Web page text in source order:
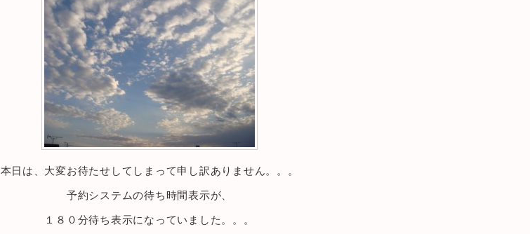
本日は、大変お待たせしてしまって申し訳ありません。。。
予約システムの待ち時間表示が、
１８０分待ち表示になっていました。。。